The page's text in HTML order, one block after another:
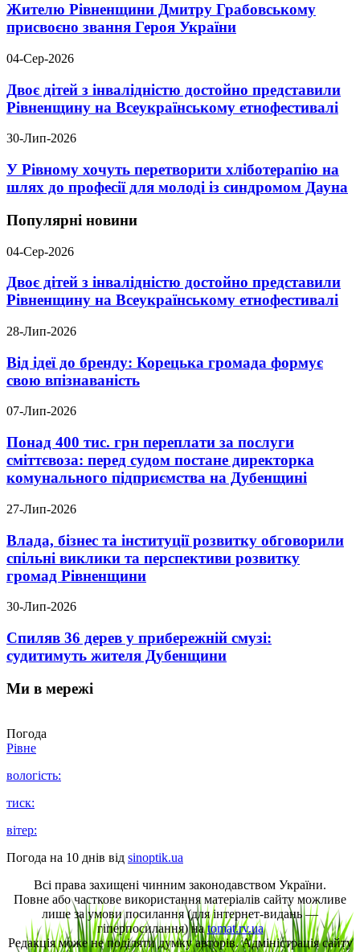
Жителю Рівненщини Дмитру Грабовському
присвоєно звання Героя України
04-Сер-2026
Двоє дітей з інвалідністю достойно представили
Рівненщину на Всеукраїнському етнофестивалі
30-Лип-2026
У Рівному хочуть перетворити хліботерапію на
шлях до професії для молоді із синдромом Дауна
Популярні новини
04-Сер-2026
Двоє дітей з інвалідністю достойно представили
Рівненщину на Всеукраїнському етнофестивалі
28-Лип-2026
Від ідеї до бренду: Корецька громада формує
свою впізнаваність
07-Лип-2026
Понад 400 тис. грн переплати за послуги
сміттєвоза: перед судом постане директорка
комунального підприємства на Дубенщині
27-Лип-2026
Влада, бізнес та інституції розвитку обговорили
спільні виклики та перспективи розвитку
громад Рівненщини
30-Лип-2026
Спиляв 36 дерев у прибережній смузі:
судитимуть жителя Дубенщини
Ми в мережі
Погода
Рівне
вологість:
тиск:
вітер:
Погода на 10 днів від sinoptik.ua
Всі права захищені чинним законодавством України.
Повне або часткове використання матеріалів сайту можливе
лише за умови посилання (для інтернет-видань —
гіперпосилання) наtomat.rv.ua
Редакція може не поділяти думку авторів. Адміністрація сайту